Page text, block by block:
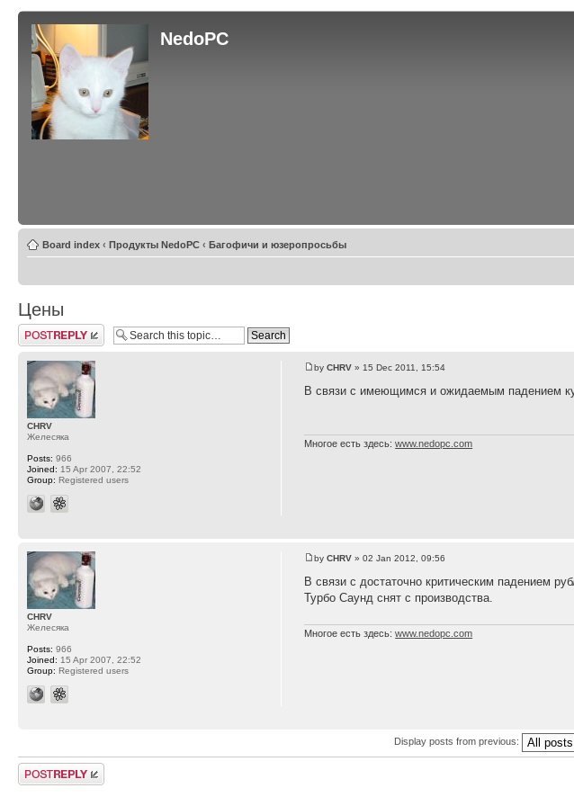
NedoPC
Board index ‹ Продукты NedoPC ‹ Багофичи и юзеропросьбы
Цены
Post a reply
byCHRV » 15 Dec 2011, 15:54
В связи с имеющимся и ожидаемым падением
Многое есть здесь:www.nedopc.com
CHRV
Желесяка
Posts: 966
Joined: 15 Apr 2007, 22:52
Group: Registered users
byCHRV » 02 Jan 2012, 09:56
В связи с достаточно критическим падением
Турбо Саунд снят с производства.
Многое есть здесь:www.nedopc.com
CHRV
Желесяка
Posts: 966
Joined: 15 Apr 2007, 22:52
Group: Registered users
Display posts from previous:
Post a reply